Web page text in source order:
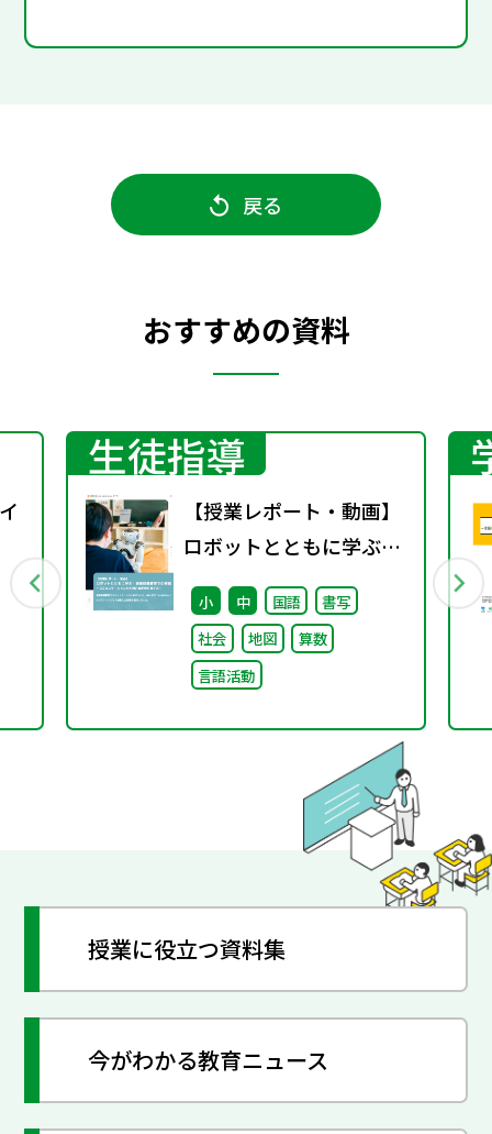
戻る
おすすめの資料
生徒指導
【授業レポート・動画】
ロボットとともに学ぶ！
通級指導教室での実践～
コミュニケーション力と
自己肯定感を育てる～
小 中 国語
書写
社会
地図
算数
言語活動
授業に役立つ資料集
今がわかる教育ニュース